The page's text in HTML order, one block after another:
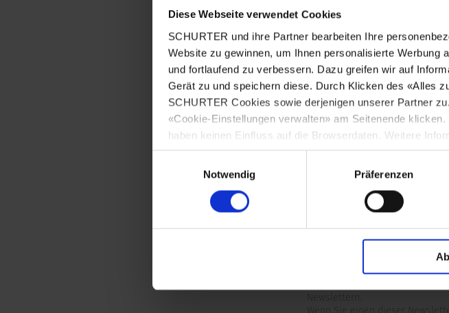
Diese Webseite verwendet Cookies
SCHURTER und ihre Partner bearbeiten Ihre
Website zu gewinnen, um Ihnen personalisierte
und fortlaufend zu verbessern. Dazu greifen wir auf
Gerät zu und speichern diese. Durch Klicken des «Alles
SCHURTER Cookies sowie derjenigen unserer Partner
«Cookie-Einstellungen verwalten» am Seitenende
haben keinen Einfluss auf die Browserdaten. Weitere
Notwendig
Präferenzen
Telefonnummer*
Mitteilung*